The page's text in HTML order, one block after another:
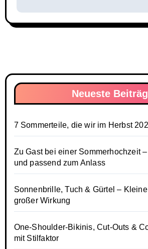
Neueste
7 Sommerteile, die wir im Herbst
Zu Gast bei einer Sommerhochzeit
und passend zum Anlass
Sonnenbrille, Tuch & Gürtel –
großer Wirkung
One-Shoulder-Bikinis, Cut-Outs &
mit Stilfaktor